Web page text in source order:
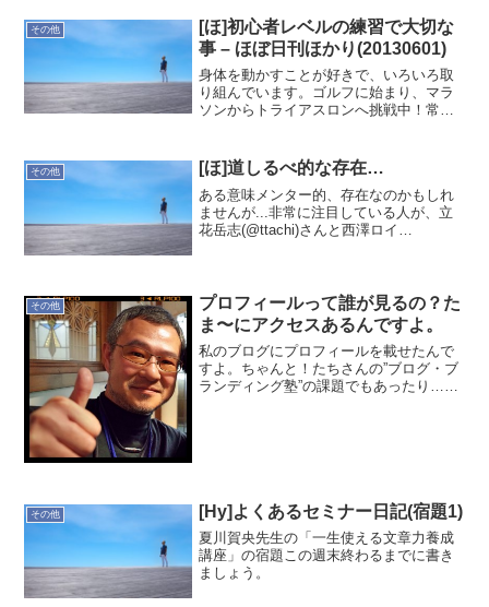
場エントラ...
その他
[ほ]初心者レベルの練習で大切な
事 – ほぼ日刊ほかり(20130601)
身体を動かすことが好きで、いろいろ取
り組んでいます。ゴルフに始まり、マラ
ソンからトライアスロンへ挑戦中！常日
感じるのが持久力の無さです。平日もト
レーニング出来ている時は...
その他 [ほ]道しるべ的な存在…
ある意味メンター的、存在なのかもしれ
ませんが...非常に注目している人が、立
花岳志(@ttachi)さんと西澤ロイ
その他
プロフィールって誰が見るの？た
ま〜にアクセスあるんですよ。
私のブログにプロフィールを載せたんで
すよ。ちゃんと！たちさんの”ブログ・ブ
ランディング塾”の課題でもあったり…以
その他 [Hy]よくあるセミナー日記(宿題1)
夏川賀央先生の「一生使える文章力養成
講座」の宿題この週末終わるまでに書き
ましょう。